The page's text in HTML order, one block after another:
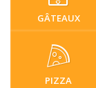
GÂTEAUX
PIZZA